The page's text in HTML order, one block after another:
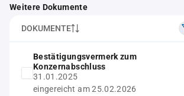
Weitere Dokumente
DOKUMENTE
Bestätigungsvermerk zum
Konzernabschluss
31.01.2025
eingereicht am 25.02.2026